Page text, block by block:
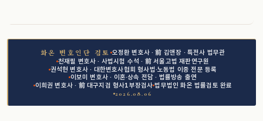
화온 변호인단 검토 오정환 변호사 · 前 김앤장 · 특전사 법무관
천재필 변호사 · 사법시험 수석 · 前 서울고법 재판연구원
권석현 변호사 · 대한변호사협회 형사법·노동법 이중 전문 등록
이보미 변호사 · 이혼·상속 전담 · 법률방송 출연
이희권 변호사 · 前 대구지검 형사1부장검사 법무법인 화온 법률검토 완료
2026.08.06